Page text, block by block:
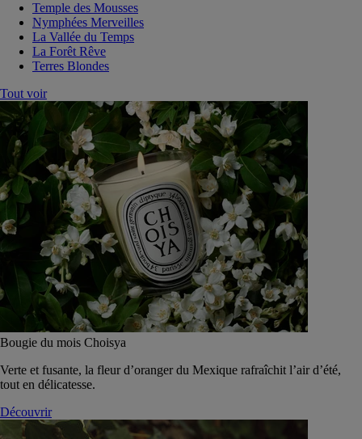
Temple des Mousses
Nymphées Merveilles
La Vallée du Temps
La Forêt Rêve
Terres Blondes
Tout voir
Bougie du mois Choisya
Verte et fusante, la fleur d’oranger du Mexique rafraîchit l’air d’été,
tout en délicatesse.
Découvrir